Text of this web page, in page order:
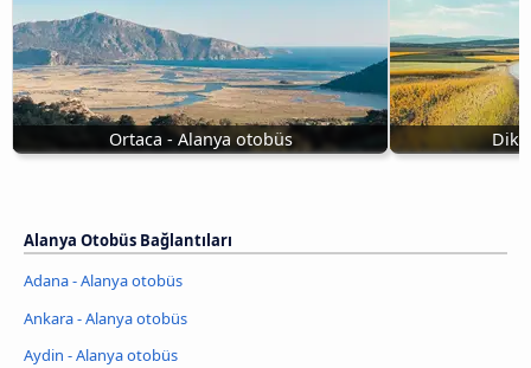
Ortaca - Alanya otobüs
Alanya Otobüs Bağlantıları
Adana - Alanya otobüs
Ankara - Alanya otobüs
Aydin - Alanya otobüs